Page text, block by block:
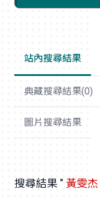
站內搜尋結果
典藏搜尋結果(0)
圖片搜尋結果
搜尋結果 " 黃雯杰